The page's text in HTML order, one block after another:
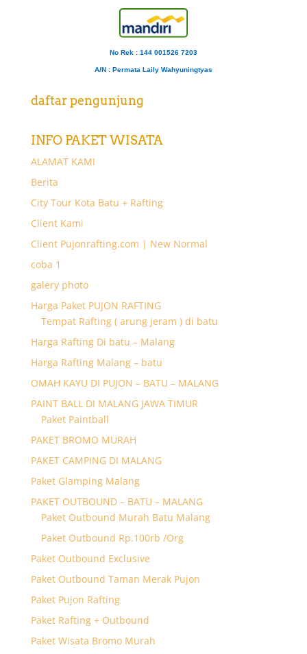
No Rek : 144 001526 7203
A/N : Permata Laily Wahyuningtyas
daftar pengunjung
INFO PAKET WISATA
ALAMAT KAMI
Berita
City Tour Kota Batu + Rafting
Client Kami
Client Pujonrafting.com | New Normal
coba 1
galery photo
Harga Paket PUJON RAFTING
Tempat Rafting ( arung jeram ) di batu
Harga Rafting Di batu – Malang
Harga Rafting Malang – batu
OMAH KAYU DI PUJON – BATU – MALANG
PAINT BALL DI MALANG JAWA TIMUR
Paket Paintball
PAKET BROMO MURAH
PAKET CAMPING DI MALANG
Paket Glamping Malang
PAKET OUTBOUND – BATU – MALANG
Paket Outbound Murah Batu Malang
Paket Outbound Rp.100rb /Org
Paket Outbound Exclusive
Paket Outbound Taman Merak Pujon
Paket Pujon Rafting
Paket Rafting + Outbound
Paket Wisata Bromo Murah